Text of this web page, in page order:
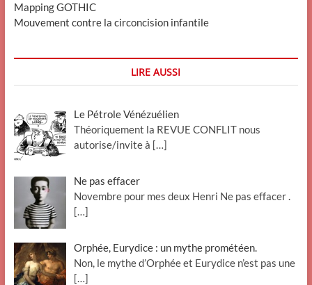
Mapping GOTHIC
Mouvement contre la circoncision infantile
LIRE AUSSI
Le Pétrole Vénézuélien
Théoriquement la REVUE CONFLIT nous
autorise/invite à […]
Ne pas effacer
Novembre pour mes deux Henri Ne pas effacer .
[…]
Orphée, Eurydice : un mythe prométéen.
Non, le mythe d’Orphée et Eurydice n’est pas une
[…]